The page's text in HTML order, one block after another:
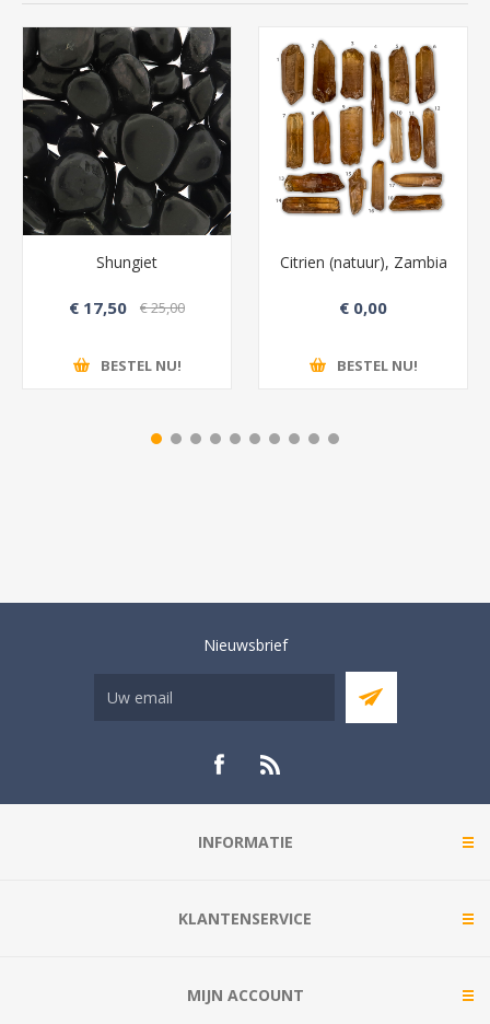
Shungiet
€ 17,50 € 25,00
BESTEL NU!
Citrien (natuur), Zambia
€ 0,00
BESTEL NU!
Nieuwsbrief
INFORMATIE
KLANTENSERVICE
MIJN ACCOUNT